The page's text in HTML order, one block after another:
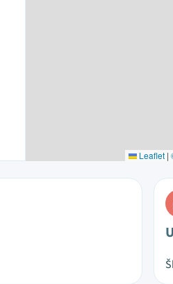
Leaflet |